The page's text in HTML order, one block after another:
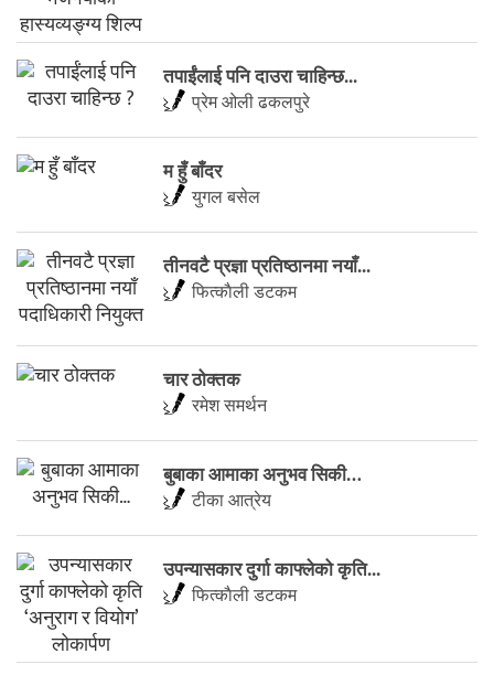
तपाईंलाई पनि दाउरा चाहिन्छ...
प्रेम ओली ढकलपुरे
म हुँ बाँदर
युगल बसेल
तीनवटै प्रज्ञा प्रतिष्ठानमा नयाँ...
फित्काैली डटकम
चार ठोक्तक
रमेश समर्थन
बुबाका आमाका अनुभव सिकी…
टीका आत्रेय
उपन्यासकार दुर्गा काफ्लेको कृति...
फित्काैली डटकम